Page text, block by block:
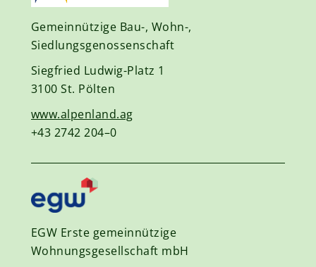
Gemeinnützige Bau-, Wohn-,
Siedlungsgenossenschaft
Siegfried Ludwig-Platz 1
3100 St. Pölten
www.alpenland.ag
+43 2742 204–0
EGW Erste gemeinnützige
Wohnungsgesellschaft mbH